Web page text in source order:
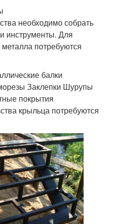
необходимо собрать
инструменты. Для
потребуются
балки
Заклепки Шурупы
покрытия
крыльца потребуются